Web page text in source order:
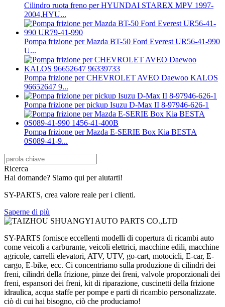
Cilindro ruota freno per HYUNDAI STAREX MPV 1997-
2004,HYU...
Pompa frizione per Mazda BT-50 Ford Everest UR56-41-990
U...
Pompa frizione per CHEVROLET AVEO Daewoo KALOS
96652647 9...
Pompa frizione per pickup Isuzu D-Max II 8-97946-626-1
Pompa frizione per Mazda E-SERIE Box Kia BESTA
0S089-41-9...
Ricerca
Hai domande? Siamo qui per aiutarti!
SY-PARTS, crea valore reale per i clienti.
Saperne di più
SY-PARTS fornisce eccellenti modelli di copertura di ricambi auto
come veicoli a carburante, veicoli elettrici, macchine edili, macchine
agricole, carrelli elevatori, ATV, UTV, go-cart, motocicli, E-car, E-
cargo, E-bike, ecc. Ci concentriamo sulla produzione di cilindri dei
freni, cilindri della frizione, pinze dei freni, valvole proporzionali dei
freni, espansori dei freni, kit di riparazione, cuscinetti della frizione
idraulica, acqua staffe per pompe e parti di ricambio personalizzate.
ciò di cui hai bisogno, ciò che produciamo!